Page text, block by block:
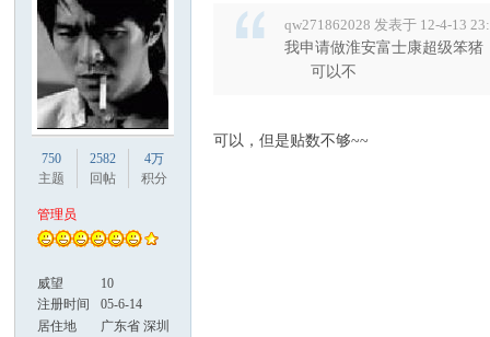
750
主题
2582
回帖
4万
积分
管理员
威望
10
注册时间
05-6-14
居住地
广东省 深圳
qw271862028 发表于 12-4-13
我申请做淮安富士康超级笨猪
可以不
可以，但是贴数不够~~